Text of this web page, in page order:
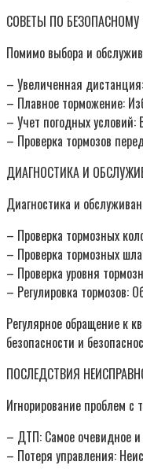
СОВЕТЫ ПО
Помимо выбора и
– Увеличенная
– Плавное торможение:
– Учет погодных условий:
– Проверка тормозов
ДИАГНОСТИКА И
Диагностика и
– Проверка тормозных
– Проверка тормозных
– Проверка уровня
– Регулировка тормозов:
Регулярное обращение к
безопасности и
ПОСЛЕДСТВИЯ
Игнорирование проблем с
– ДТП: Самое очевидное и
– Потеря управления: